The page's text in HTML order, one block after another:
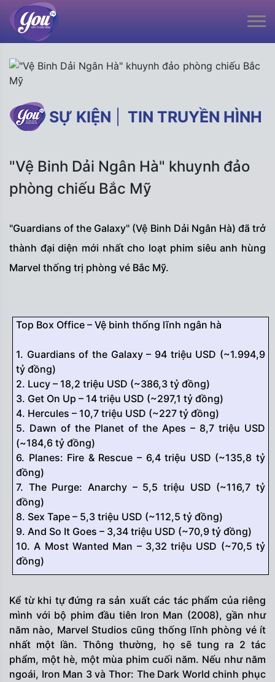
SỰ KIỆN TIN TRUYỀN HÌNH
"Vệ Binh Dải Ngân Hà" khuynh đảo
phòng chiếu Bắc Mỹ
"Guardians of the Galaxy" (Vệ Binh Dải Ngân Hà) đã trở
thành đại diện mới nhất cho loạt phim siêu anh hùng
Marvel thống trị phòng vé Bắc Mỹ.
Top Box Office – Vệ binh thống lĩnh ngân hà
1. Guardians of the Galaxy – 94 triệu USD (~1.994,9
tỷ đồng)
2. Lucy – 18,2 triệu USD (~386,3 tỷ đồng)
3. Get On Up – 14 triệu USD (~297,1 tỷ đồng)
4. Hercules – 10,7 triệu USD (~227 tỷ đồng)
5. Dawn of the Planet of the Apes – 8,7 triệu USD
(~184,6 tỷ đồng)
6. Planes: Fire & Rescue – 6,4 triệu USD (~135,8 tỷ
đồng)
7. The Purge: Anarchy – 5,5 triệu USD (~116,7 tỷ
đồng)
8. Sex Tape – 5,3 triệu USD (~112,5 tỷ đồng)
9. And So It Goes – 3,34 triệu USD (~70,9 tỷ đồng)
10. A Most Wanted Man – 3,32 triệu USD (~70,5 tỷ
đồng)
Kể từ khi tự đứng ra sản xuất các tác phẩm của riêng
mình với bộ phim đầu tiên Iron Man (2008), gần như
năm nào, Marvel Studios cũng thống lĩnh phòng vé ít
nhất một lần. Thông thường, họ sẽ tung ra 2 tác
phẩm, một hè, một mùa phim cuối năm. Nếu như năm
ngoái, Iron Man 3 và Thor: The Dark World chinh phục